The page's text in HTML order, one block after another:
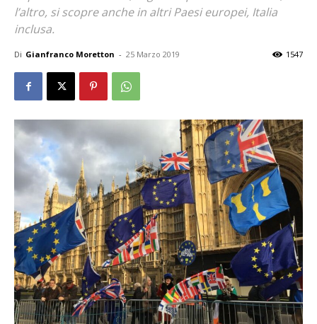
l’altro, si scopre anche in altri Paesi europei, Italia
inclusa.
Di Gianfranco Moretton - 25 Marzo 2019 1547